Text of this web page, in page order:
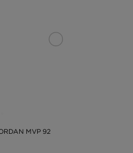
MVP 92